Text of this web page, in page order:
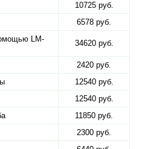
10725 руб.
6578 руб.
LM-
34620 руб.
2420 руб.
12540 руб.
12540 руб.
11850 руб.
2300 руб.